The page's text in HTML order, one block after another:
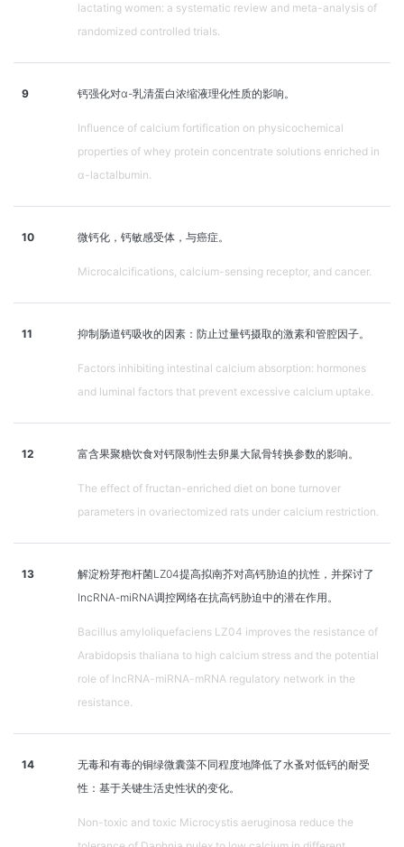
lactating women: a systematic review and meta-analysis of
randomized controlled trials.
9 钙强化对α-乳清蛋白浓缩液理化性质的影响。
Influence of calcium fortification on physicochemical
properties of whey protein concentrate solutions enriched in
α-lactalbumin.
10 微钙化，钙敏感受体，与癌症。
Microcalcifications, calcium-sensing receptor, and cancer.
11 抑制肠道钙吸收的因素：防止过量钙摄取的激素和管腔因子。
Factors inhibiting intestinal calcium absorption: hormones
and luminal factors that prevent excessive calcium uptake.
12 富含果聚糖饮食对钙限制性去卵巢大鼠骨转换参数的影响。
The effect of fructan-enriched diet on bone turnover
parameters in ovariectomized rats under calcium restriction.
13
解淀粉芽孢杆菌LZ04提高拟南芥对高钙胁迫的抗性，并探讨了
lncRNA-miRNA调控网络在抗高钙胁迫中的潜在作用。
Bacillus amyloliquefaciens LZ04 improves the resistance of
Arabidopsis thaliana to high calcium stress and the potential
role of lncRNA-miRNA-mRNA regulatory network in the
resistance.
14
无毒和有毒的铜绿微囊藻不同程度地降低了水蚤对低钙的耐受
性：基于关键生活史性状的变化。
Non-toxic and toxic Microcystis aeruginosa reduce the